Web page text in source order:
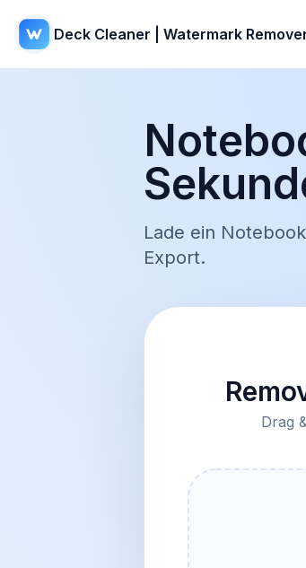
Deck Cleaner | Watermark
Lade ein
Export.
Drag